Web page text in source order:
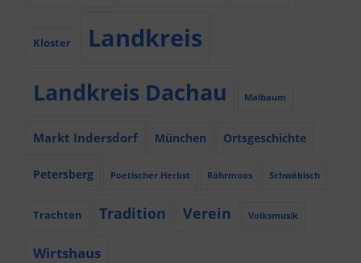
Kloster Landkreis
Landkreis Dachau Maibaum
Markt Indersdorf München Ortsgeschichte
Petersberg Poetischer Herbst Röhrmoos Schwäbisch
Trachten Tradition Verein Volksmusik
Wirtshaus